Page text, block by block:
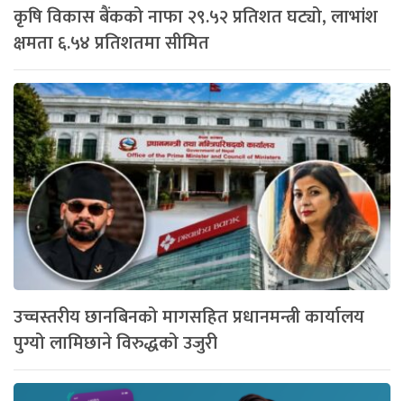
कृषि विकास बैंकको नाफा २९.५२ प्रतिशत घट्यो, लाभांश
क्षमता ६.५४ प्रतिशतमा सीमित
उच्चस्तरीय छानबिनको मागसहित प्रधानमन्त्री कार्यालय
पुग्यो लामिछाने विरुद्धको उजुरी